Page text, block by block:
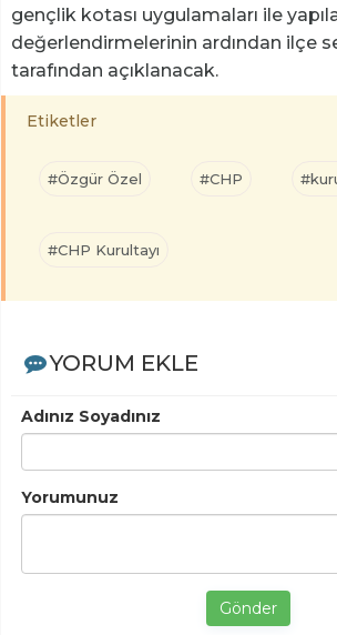
gençlik kotası uygulamaları ile
değerlendirmelerinin ardından ilçe
tarafından açıklanacak.
Etiketler
#Özgür Özel #CHP
#CHP Kurultayı
YORUM EKLE
Adınız Soyadınız
Yorumunuz
Gönder